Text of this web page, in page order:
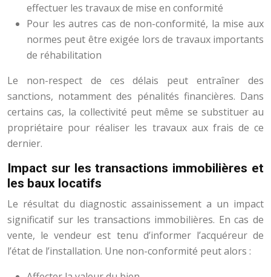
effectuer les travaux de mise en conformité
Pour les autres cas de non-conformité, la mise aux
normes peut être exigée lors de travaux importants
de réhabilitation
Le non-respect de ces délais peut entraîner des
sanctions, notamment des pénalités financières. Dans
certains cas, la collectivité peut même se substituer au
propriétaire pour réaliser les travaux aux frais de ce
dernier.
Impact sur les transactions immobilières et
les baux locatifs
Le résultat du diagnostic assainissement a un impact
significatif sur les transactions immobilières. En cas de
vente, le vendeur est tenu d’informer l’acquéreur de
l’état de l’installation. Une non-conformité peut alors :